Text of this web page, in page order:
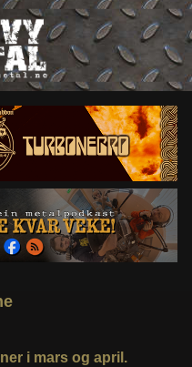
i mars og april.